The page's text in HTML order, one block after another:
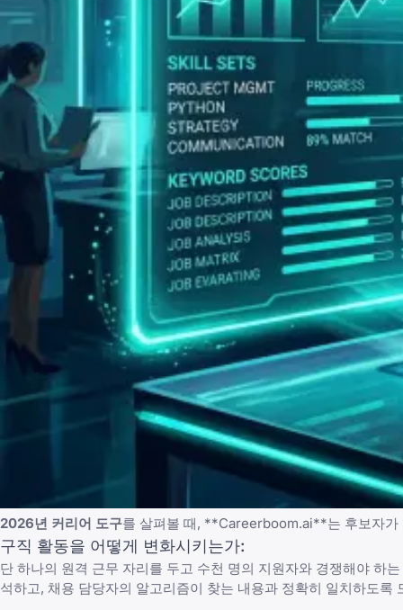
2026년 커리어 도구를 살펴볼 때, **Careerboom.ai**는 후보자가
구직 활동을 어떻게 변화시키는가:
단 하나의 원격 근무 자리를 두고 수천 명의 지원자와 경쟁해야 하
석하고, 채용 담당자의 알고리즘이 찾는 내용과 정확히 일치하도록